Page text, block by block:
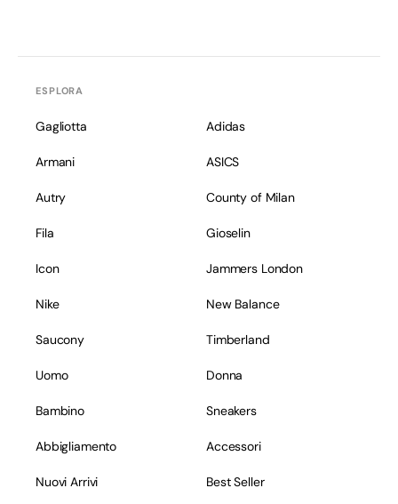
ESPLORA
Gagliotta Adidas
Armani ASICS
Autry County of Milan
Fila Gioselin
Icon Jammers London
Nike New Balance
Saucony Timberland
Uomo Donna
Bambino Sneakers
Abbigliamento Accessori
Nuovi Arrivi Best Seller